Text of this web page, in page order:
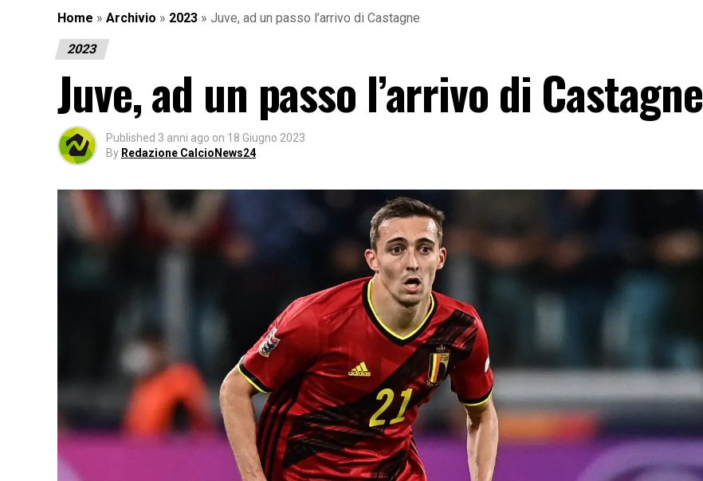
Home » Archivio » 2023 » Juve, ad un passo l’arrivo di Castagne
2023
Juve, ad un passo l’arrivo di Castagne
Published 3 anni ago on 18 Giugno 2023
By Redazione CalcioNews24